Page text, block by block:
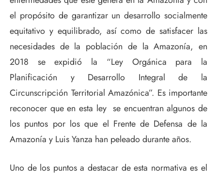
el propósito de garantizar un desarrollo socialmente
equitativo y equilibrado, así como de satisfacer las
necesidades de la población de la Amazonía, en
2018 se expidió la “Ley Orgánica para la
Planificación y Desarrollo Integral de la
Circunscripción Territorial Amazónica”. Es importante
reconocer que en esta ley se encuentran algunos de
los puntos por los que el Frente de Defensa de la
Amazonía y Luis Yanza han peleado durante años.
Uno de los puntos a destacar de esta normativa es el